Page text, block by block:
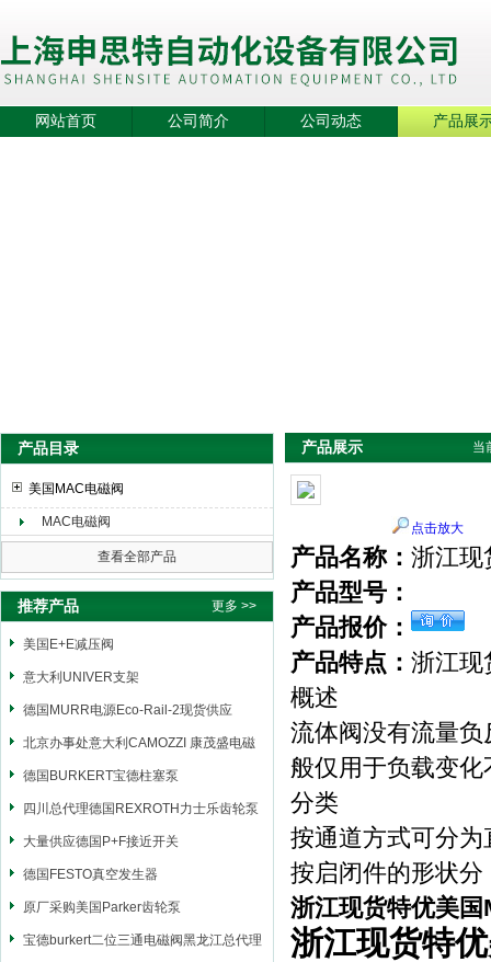
上海申思特自动化设备有限公司
网站首页 公司简介 公司动态 产品展
产品目录
美国MAC电磁阀
MAC电磁阀
查看全部产品
推荐产品 更多 >>
美国E+E减压阀
意大利UNIVER支架
德国MURR电源Eco-Rail-2现货供应
北京办事处意大利CAMOZZI 康茂盛电磁
阀
德国BURKERT宝德柱塞泵
四川总代理德国REXROTH力士乐齿轮泵
大量供应德国P+F接近开关
德国FESTO真空发生器
原厂采购美国Parker齿轮泵
宝德burkert二位三通电磁阀黑龙江总代理
产品展示 当
点击放大
产品名称： 浙江现
产品型号：
产品报价：
产品特点： 浙江现
概述
流体阀没有流量
般仅用于负载变
分类
按通道方式可分
按启闭件的形状
浙江现货特优美
浙江现货特